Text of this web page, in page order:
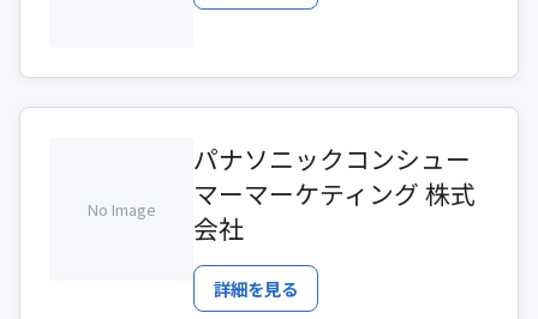
No Image
パナソニックコンシュー
マーマーケティング 株式
会社
詳細を見る